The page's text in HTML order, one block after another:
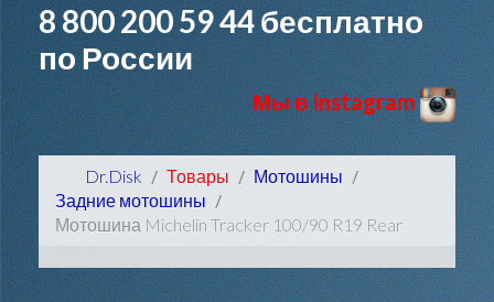
8 800 200 59 44бесплатно
по России
Мы в Instagram
Dr.Disk Товары
Мотошины
Задние мотошины
Мотошина Michelin Tracker 100/90 R19 Rear